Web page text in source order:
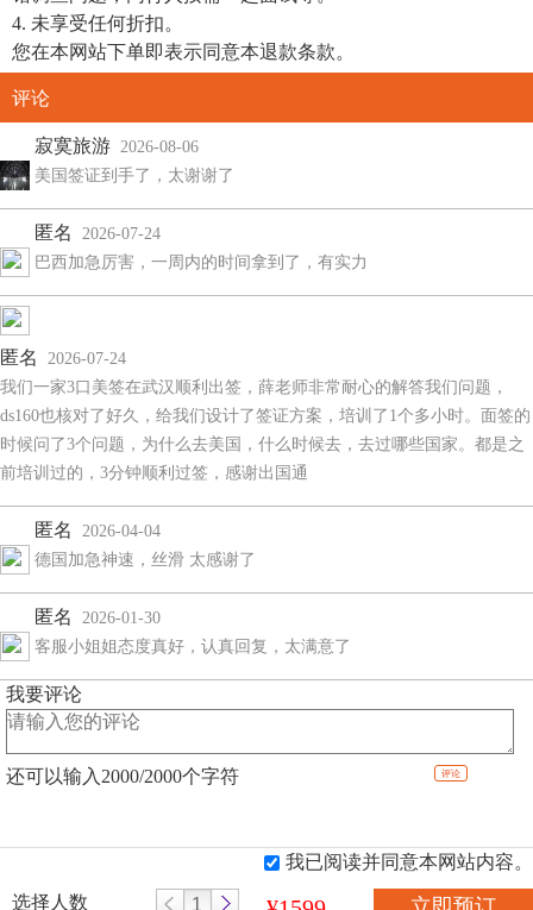
4. 未享受任何折扣。
您在本网站下单即表示同意本退款条款。
评论
寂寞旅游 2026-08-06
美国签证到手了，太谢谢了
匿名 2026-07-24
巴西加急厉害，一周内的时间拿到了，有实力
匿名 2026-07-24
我们一家3口美签在武汉顺利出签，薛老师非常耐心的解答我们问题，
ds160也核对了好久，给我们设计了签证方案，培训了1个多小时。面签的
时候问了3个问题，为什么去美国，什么时候去，去过哪些国家。都是之
前培训过的，3分钟顺利过签，感谢出国通
匿名 2026-04-04
德国加急神速，丝滑 太感谢了
匿名 2026-01-30
客服小姐姐态度真好，认真回复，太满意了
我要评论
还可以输入 2000/2000个字符 评论
我已阅读并同意本网站内容。
选择人数